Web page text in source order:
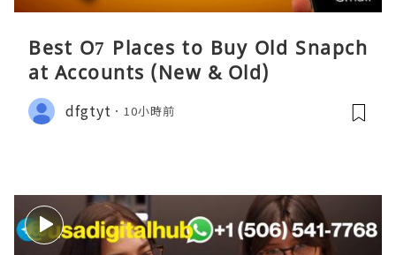
Best O7 Places to Buy Old Snapch
at Accounts (New & Old)
dfgtyt 10小時前